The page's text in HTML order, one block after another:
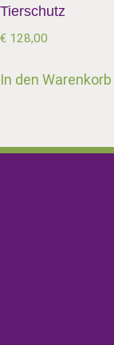
Tierschutz
€ 128,00
In den Warenkorb